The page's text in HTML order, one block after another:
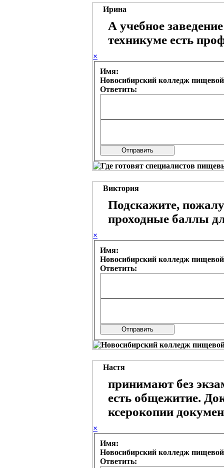
Ирина
А учебное
техникуме есть
×
Имя:
Новосибирский колледж
Ответить:
Виктория
Подскажите,
проходные баллы
×
Имя:
Новосибирский колледж
Ответить:
Настя
принимают без
есть общежитие.
ксерокопии
×
Имя:
Новосибирский колледж
Ответить: